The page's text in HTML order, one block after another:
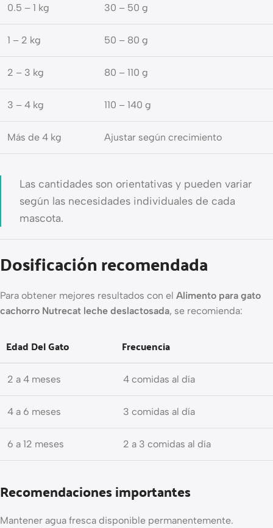
0.5 – 1 kg 30 – 50 g
1 – 2 kg 50 – 80 g
2 – 3 kg 80 – 110 g
3 – 4 kg 110 – 140 g
Más de 4 kg Ajustar según crecimiento
Las cantidades son orientativas y pueden variar
según las necesidades individuales de cada
mascota.
Dosificación recomendada
Para obtener mejores resultados con el Alimento para gato
cachorro Nutrecat leche deslactosada, se recomienda:
Edad Del Gato Frecuencia
2 a 4 meses 4 comidas al día
4 a 6 meses 3 comidas al día
6 a 12 meses 2 a 3 comidas al día
Recomendaciones importantes
Mantener agua fresca disponible permanentemente.